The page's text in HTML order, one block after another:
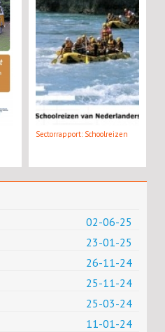
Sectorrapport: Schoolreizen
02-06-25
23-01-25
26-11-24
25-11-24
25-03-24
11-01-24